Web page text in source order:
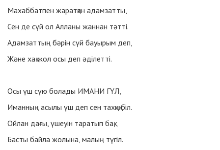
Махаббатпен жаратқан адамзатты,
Сен де сүй ол Алланы жаннан тәтті.
Адамзаттың бәрін сүй бауырым деп,
Және хақ жол осы деп әділетті.
Осы үш сүю болады ИМАНИ ГҮЛ,
Иманның асылы үш деп сен тахқиқ біл.
Ойлан дағы, үшеуін таратып бақ,
Басты байла жолына, малың түгіл.